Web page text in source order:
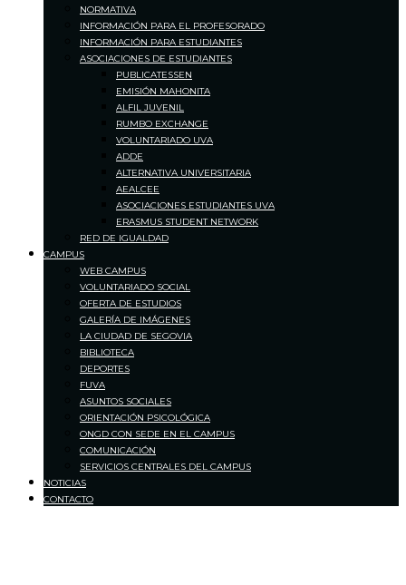
NORMATIVA
INFORMACIÓN PARA EL PROFESORADO
INFORMACIÓN PARA ESTUDIANTES
ASOCIACIONES DE ESTUDIANTES
PUBLICATESSEN
EMISIÓN MAHONITA
ALFIL JUVENIL
RUMBO EXCHANGE
VOLUNTARIADO UVA
ADDE
ALTERNATIVA UNIVERSITARIA
AEALCEE
ASOCIACIONES ESTUDIANTES UVA
ERASMUS STUDENT NETWORK
RED DE IGUALDAD
CAMPUS
WEB CAMPUS
VOLUNTARIADO SOCIAL
OFERTA DE ESTUDIOS
GALERÍA DE IMÁGENES
LA CIUDAD DE SEGOVIA
BIBLIOTECA
DEPORTES
FUVA
ASUNTOS SOCIALES
ORIENTACIÓN PSICOLÓGICA
ONGD CON SEDE EN EL CAMPUS
COMUNICACIÓN
SERVICIOS CENTRALES DEL CAMPUS
NOTICIAS
CONTACTO